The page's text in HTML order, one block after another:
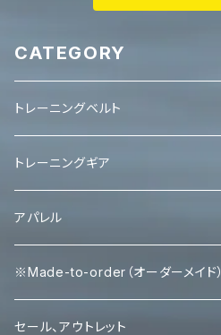
CATEGORY
トレーニングベルト
レバーベルト
パワーベルト
トレーニングギア
パワーグリップ
エルボースリーブ
ニースリーブ
アパレル
タンクトップ
Ｔシャツ
※Made-to-order（オーダーメイド）
Tシャツ
セール、アウトレット